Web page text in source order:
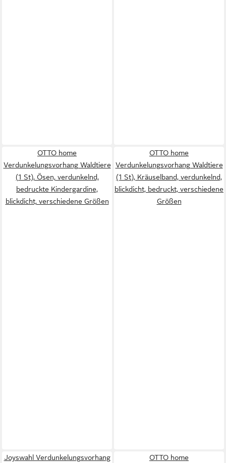
OTTO home
Verdunkelungsvorhang Waldtiere
(1 St), Ösen, verdunkelnd,
bedruckte Kindergardine,
blickdicht, verschiedene Größen
OTTO home
Verdunkelungsvorhang Waldtiere
(1 St), Kräuselband, verdunkelnd,
blickdicht, bedruckt, verschiedene
Größen
Joyswahl Verdunkelungsvorhang
OTTO home